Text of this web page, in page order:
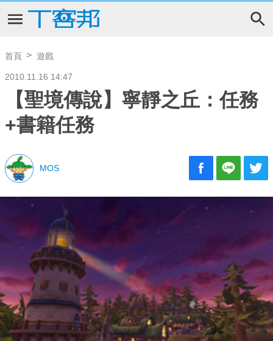
首頁 遊戲
2010.11.16 14:47
【聖境傳說】寧靜之丘：任務
+書籍任務
MOS